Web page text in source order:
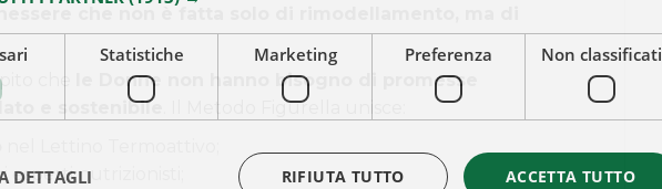
che non è fatta solo di rimodellamento, ma di
che
le Donne non hanno bisogno di promesse
e sostenibile
. Il Metodo Figurella unisce:
nutrizionisti;
Statistiche Marketing Preferenza Non classificati
ACCETTA TUTTO
RIFIUTA TUTTO
DETTAGLI